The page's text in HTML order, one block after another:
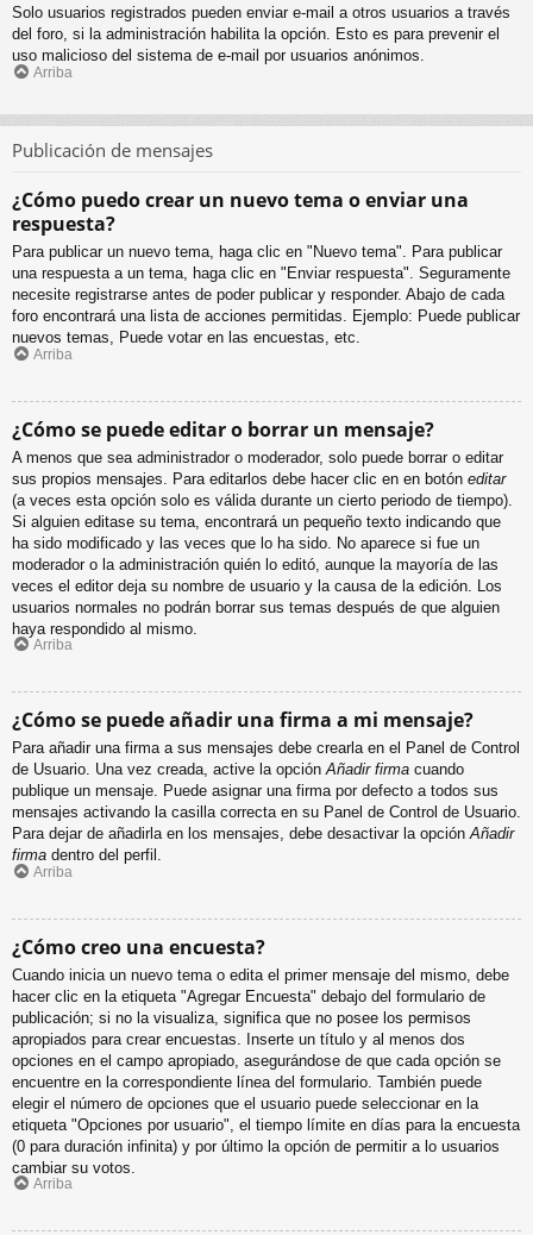
Solo usuarios registrados pueden enviar e-mail a otros usuarios a través
del foro, si la administración habilita la opción. Esto es para prevenir el
uso malicioso del sistema de e-mail por usuarios anónimos.
Arriba
Publicación de mensajes
¿Cómo puedo crear un nuevo tema o enviar una
respuesta?
Para publicar un nuevo tema, haga clic en "Nuevo tema". Para publicar
una respuesta a un tema, haga clic en "Enviar respuesta". Seguramente
necesite registrarse antes de poder publicar y responder. Abajo de cada
foro encontrará una lista de acciones permitidas. Ejemplo: Puede publicar
nuevos temas, Puede votar en las encuestas, etc.
Arriba
¿Cómo se puede editar o borrar un mensaje?
A menos que sea administrador o moderador, solo puede borrar o editar
sus propios mensajes. Para editarlos debe hacer clic en en botón editar
(a veces esta opción solo es válida durante un cierto periodo de tiempo).
Si alguien editase su tema, encontrará un pequeño texto indicando que
ha sido modificado y las veces que lo ha sido. No aparece si fue un
moderador o la administración quién lo editó, aunque la mayoría de las
veces el editor deja su nombre de usuario y la causa de la edición. Los
usuarios normales no podrán borrar sus temas después de que alguien
haya respondido al mismo.
Arriba
¿Cómo se puede añadir una firma a mi mensaje?
Para añadir una firma a sus mensajes debe crearla en el Panel de Control
de Usuario. Una vez creada, active la opciónAñadir firma cuando
publique un mensaje. Puede asignar una firma por defecto a todos sus
mensajes activando la casilla correcta en su Panel de Control de Usuario.
Para dejar de añadirla en los mensajes, debe desactivar la opciónAñadir
firma dentro del perfil.
Arriba
¿Cómo creo una encuesta?
Cuando inicia un nuevo tema o edita el primer mensaje del mismo, debe
hacer clic en la etiqueta "Agregar Encuesta" debajo del formulario de
publicación; si no la visualiza, significa que no posee los permisos
apropiados para crear encuestas. Inserte un título y al menos dos
opciones en el campo apropiado, asegurándose de que cada opción se
encuentre en la correspondiente línea del formulario. También puede
elegir el número de opciones que el usuario puede seleccionar en la
etiqueta "Opciones por usuario", el tiempo límite en días para la encuesta
(0 para duración infinita) y por último la opción de permitir a lo usuarios
cambiar su votos.
Arriba